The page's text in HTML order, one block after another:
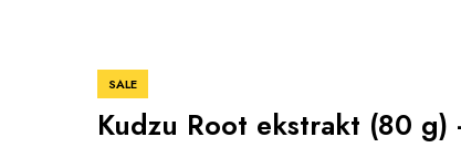
SALE
Kudzu Root ekstrakt (80 g)